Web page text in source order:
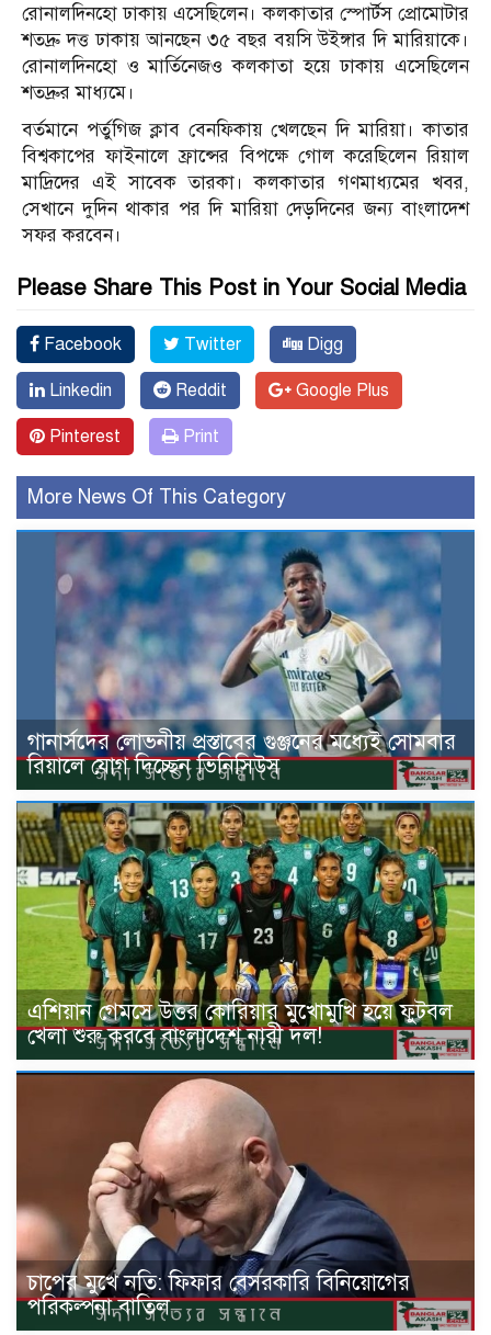
রোনালদিনহো ঢাকায় এসেছিলেন। কলকাতার স্পোর্টস প্রোমোটার
শতদ্রু দত্ত ঢাকায় আনছেন ৩৫ বছর বয়সি উইঙ্গার দি মারিয়াকে।
রোনালদিনহো ও মার্তিনেজও কলকাতা হয়ে ঢাকায় এসেছিলেন
শতদ্রুর মাধ্যমে।
বর্তমানে পর্তুগিজ ক্লাব বেনফিকায় খেলছেন দি মারিয়া। কাতার
বিশ্বকাপের ফাইনালে ফ্রান্সের বিপক্ষে গোল করেছিলেন রিয়াল
মাদ্রিদের এই সাবেক তারকা। কলকাতার গণমাধ্যমের খবর,
সেখানে দুদিন থাকার পর দি মারিয়া দেড়দিনের জন্য বাংলাদেশ
সফর করবেন।
Please Share This Post in Your Social Media
Facebook Twitter Digg
Linkedin Reddit Google Plus
Pinterest Print
More News Of This Category
গানার্সদের লোভনীয় প্রস্তাবের গুঞ্জনের মধ্যেই সোমবার
রিয়ালে যোগ দিচ্ছেন ভিনিসিউস
এশিয়ান গেমসে উত্তর কোরিয়ার মুখোমুখি হয়ে ফুটবল
খেলা শুরু করবে বাংলাদেশ নারী দল!
চাপের মুখে নতি: ফিফার বেসরকারি বিনিয়োগের
পরিকল্পনা বাতিল